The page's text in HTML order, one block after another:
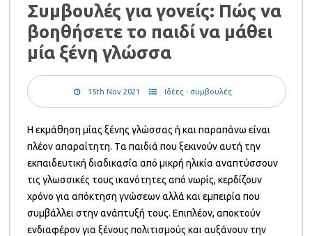
Συμβουλές για γονείς: Πώς να
βοηθήσετε το παιδί να μάθει
μία ξένη γλώσσα
15th Nov 2021 Ιδέες - συμβουλές
Η εκμάθηση μίας ξένης γλώσσας ή και παραπάνω είναι
πλέον απαραίτητη. Tα παιδιά που ξεκινούν αυτή την
εκπαιδευτική διαδικασία από μικρή ηλικία αναπτύσσουν
τις γλωσσικές τους ικανότητες από νωρίς, κερδίζουν
χρόνο για απόκτηση γνώσεων αλλά και εμπειρία που
συμβάλλει στην ανάπτυξή τους. Επιπλέον, αποκτούν
ενδιαφέρον για ξένους πολιτισμούς και αυξάνουν την